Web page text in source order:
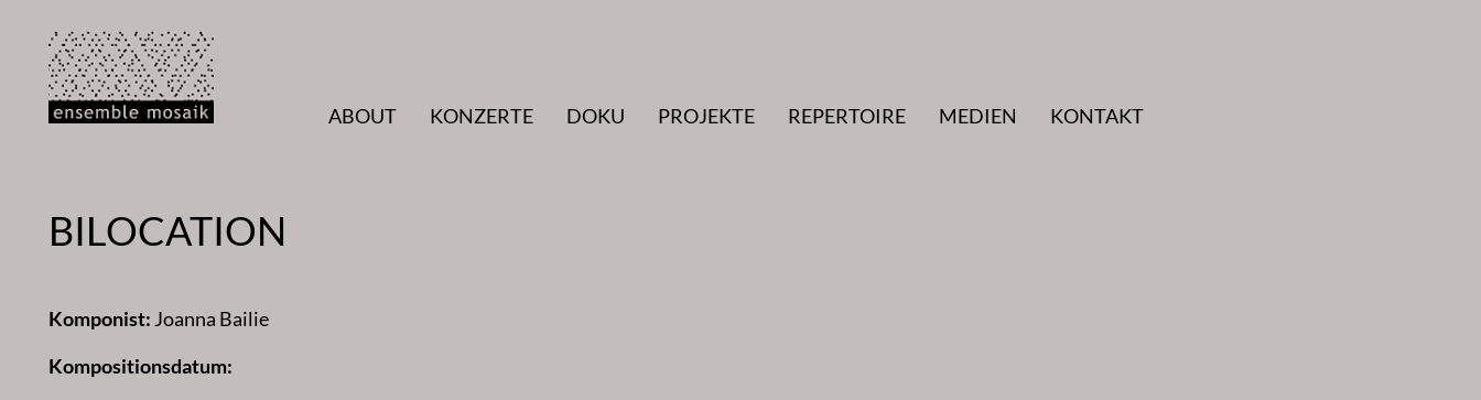
Inhalt
springen
ABOUT
KONZERTE DOKU PROJEKTE REPERTOIRE MEDIEN KONTAKT
BILOCATION
Komponist:Joanna Bailie
Kompositionsdatum: